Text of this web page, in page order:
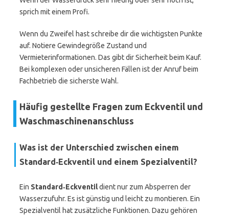
sprich mit einem Profi.
Wenn du Zweifel hast schreibe dir die wichtigsten Punkte
auf. Notiere Gewindegröße Zustand und
Vermieterinformationen. Das gibt dir Sicherheit beim Kauf.
Bei komplexen oder unsicheren Fällen ist der Anruf beim
Fachbetrieb die sicherste Wahl.
Häufig gestellte Fragen zum Eckventil und
Waschmaschinenanschluss
Was ist der Unterschied zwischen einem
Standard‑Eckventil und einem Spezialventil?
Ein Standard‑Eckventildient nur zum Absperren der
Wasserzufuhr. Es ist günstig und leicht zu montieren. Ein
Spezialventil hat zusätzliche Funktionen. Dazu gehören